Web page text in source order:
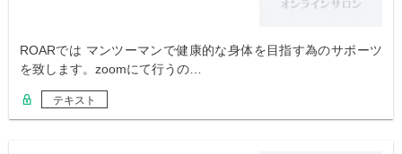
ROARでは マンツーマンで健康的な身体を目指す為のサポーツ
を致します。zoomにて行うの…
テキスト